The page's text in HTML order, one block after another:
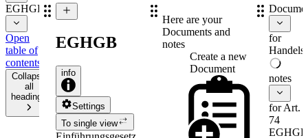
EGHGB
Open
table of
contents
Collapse
all
headings
EGHGB
info
Settings
To single view
Here are your
Documents and
notes
Create a new
Document
for
notes
for Art.
74
EGHGB